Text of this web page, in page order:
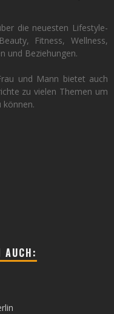
die neuesten Lifestyle-
Fitness, Wellness,
und Beziehungen.
und Mann bietet auch
zu vielen Themen um
können.
AUCH: